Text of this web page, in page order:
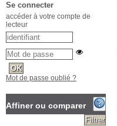
Se connecter
accéder à votre compte de
lecteur
Mot de passe oublié ?
Affiner ou comparer